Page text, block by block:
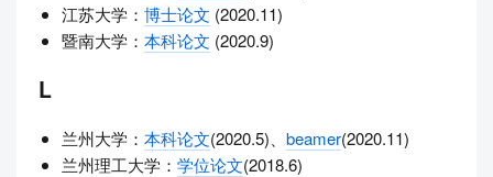
江苏大学： 博士论文 (2020.11)
暨南大学： 本科论文 (2020.9)
L
兰州大学： 本科论文(2020.5)、 beamer(2020.11)
兰州理工大学： 学位论文(2018.6)